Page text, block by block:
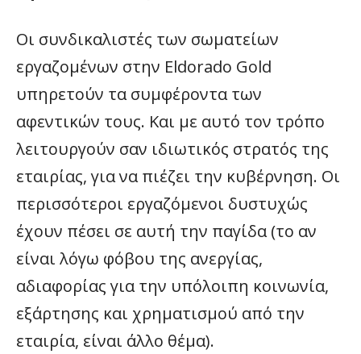
Οι συνδικαλιστές των σωματείων
εργαζομένων στην Eldorado Gold
υπηρετούν τα συμφέροντα των
αφεντικών τους. Και με αυτό τον τρόπο
λειτουργούν σαν ιδιωτικός στρατός της
εταιρίας, για να πιέζει την κυβέρνηση. Οι
περισσότεροι εργαζόμενοι δυστυχώς
έχουν πέσει σε αυτή την παγίδα (το αν
είναι λόγω φόβου της ανεργίας,
αδιαφορίας για την υπόλοιπη κοινωνία,
εξάρτησης και χρηματισμού από την
εταιρία, είναι άλλο θέμα).